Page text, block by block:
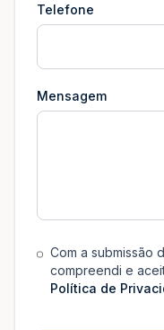
Telefone
Mensagem
Com a submissão
compreendi e
Política de